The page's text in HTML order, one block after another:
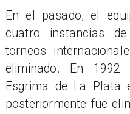
En el pasado, el
cuatro instancias
torneos
eliminado. En
Esgrima de La Plata
posteriormente fue